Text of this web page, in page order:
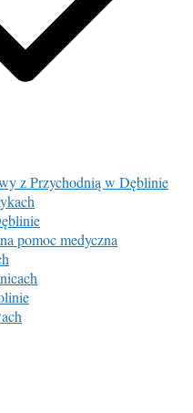
z Przychodnią w Dęblinie
pomoc medyczna